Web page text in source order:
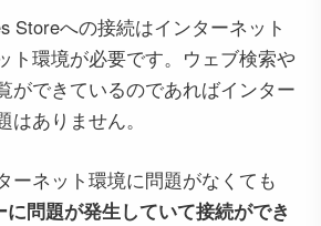
Storeへの接続はインターネット
ト環境が必要です。ウェブ検索や
ができているのであればインター
ありません。
ーネット環境に問題がなくても
問題が発生していて接続ができ